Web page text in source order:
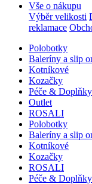
Vše o nákupu
Výběr velikosti
reklamace
Polobotky
Baleríny a slip
Kotníkové
Kozačky
Péče & Doplňky
Outlet
ROSALI
Polobotky
Baleríny a slip
Kotníkové
Kozačky
ROSALI
Péče & Doplňky